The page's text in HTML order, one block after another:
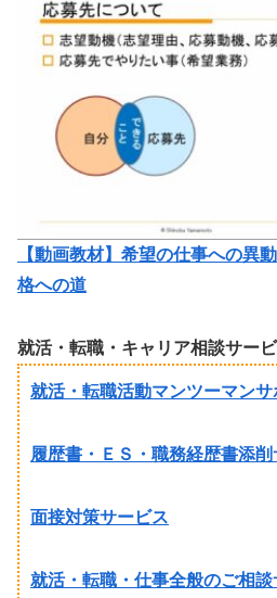
【動画教材】希望の仕事への異
格への道
就活・転職・キャリア相談サー
就活・転職活動マンツーマン
履歴書・ＥＳ・職務経歴書添削
面接対策サービス
就活・転職・仕事全般のご相談